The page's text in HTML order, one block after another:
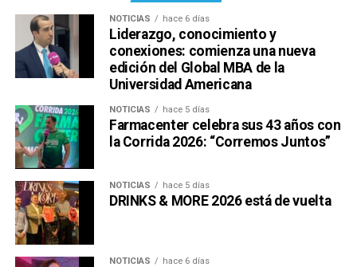
NOTICIAS hace 6 días
Liderazgo, conocimiento y
conexiones: comienza una nueva
edición del Global MBA de la
Universidad Americana
NOTICIAS hace 5 días
Farmacenter celebra sus 43 años con
la Corrida 2026: “Corremos Juntos”
NOTICIAS hace 5 días
DRINKS & MORE 2026 está de vuelta
NOTICIAS hace 6 días